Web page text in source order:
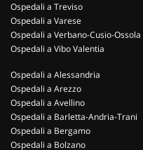
Ospedali a Treviso
Ospedali a Varese
Ospedali a Verbano-Cusio-Ossola
Ospedali a Vibo Valentia
Ospedali a Alessandria
Ospedali a Arezzo
Ospedali a Avellino
Ospedali a Barletta-Andria-Trani
Ospedali a Bergamo
Ospedali a Bolzano